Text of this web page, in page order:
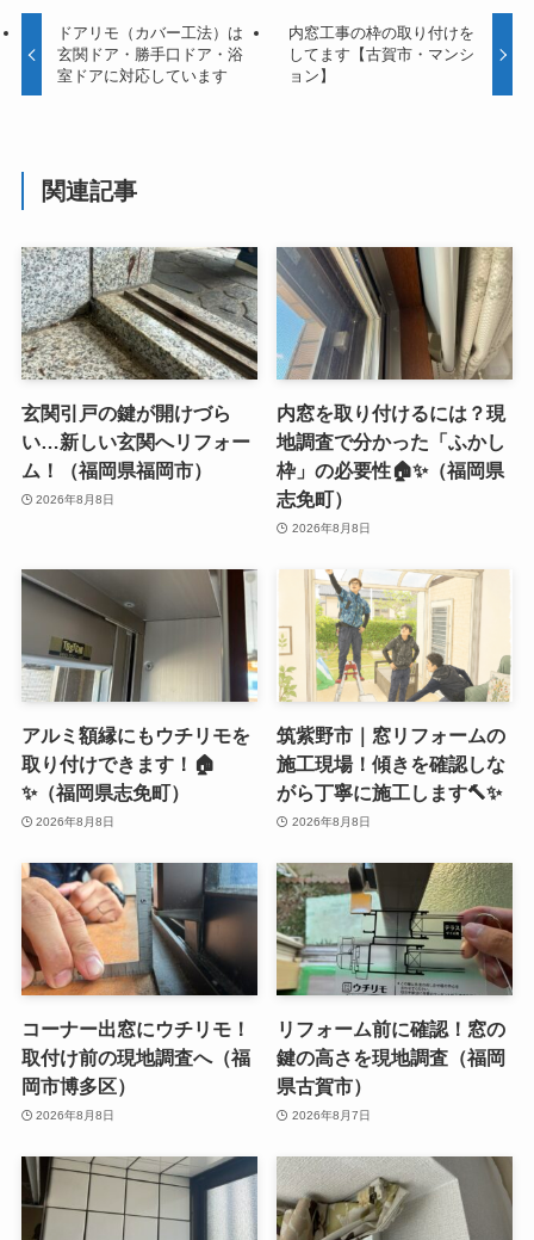
ドアリモ（カバー工法）は
玄関ドア・勝手口ドア・浴
室ドアに対応しています
内窓工事の枠の取り付けを
してます【古賀市・マンシ
ョン】
関連記事
玄関引戸の鍵が開けづら
い…新しい玄関へリフォー
ム！（福岡県福岡市）
2026年8月8日
内窓を取り付けるには？現
地調査で分かった「ふかし
枠」の必要性🏠✨（福岡県
志免町）
2026年8月8日
アルミ額縁にもウチリモを
取り付けできます！🏠
✨（福岡県志免町）
2026年8月8日
筑紫野市｜窓リフォームの
施工現場！傾きを確認しな
がら丁寧に施工します🔨✨
2026年8月8日
コーナー出窓にウチリモ！
取付け前の現地調査へ（福
岡市博多区）
2026年8月8日
リフォーム前に確認！窓の
鍵の高さを現地調査（福岡
県古賀市）
2026年8月7日